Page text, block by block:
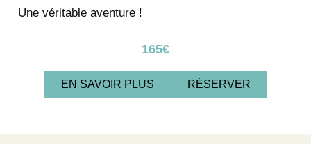
Une véritable aventure !
165€
EN SAVOIR PLUS RÉSERVER